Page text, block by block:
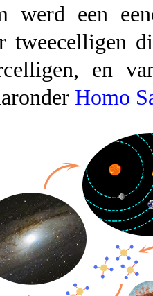
werd een
tweecelligen
en
Homo